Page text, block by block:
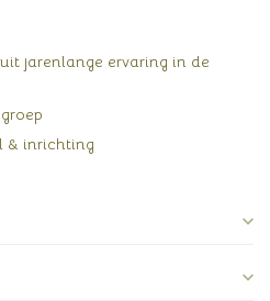
jarenlange ervaring in de
& inrichting